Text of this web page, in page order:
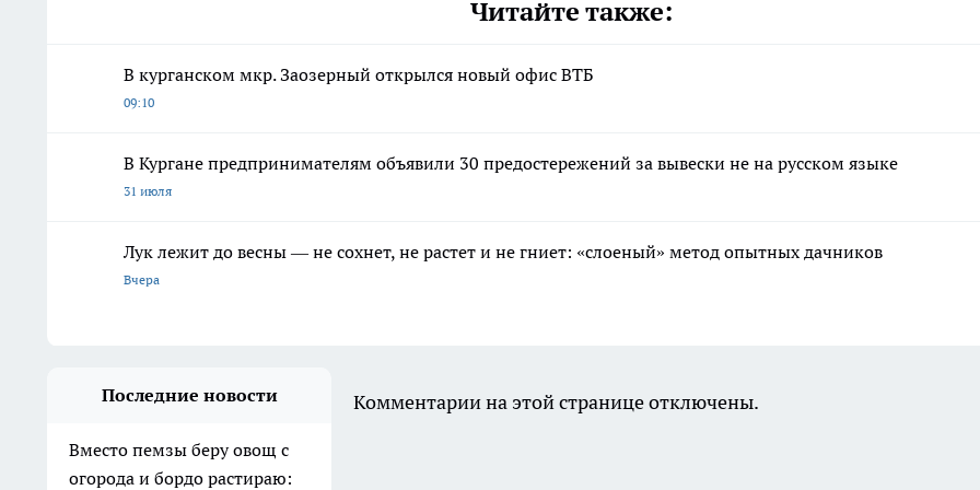
Читайте также:
В курганском мкр. Заозерный открылся новый офис ВТБ
09:10
В Кургане предпринимателям объявили 30 предостережений за вывески не на русском языке
31 июля
Лук лежит до весны — не сохнет, не растет и не гниет: «слоеный» метод опытных дачников
Вчера
Последние новости
Вместо пемзы беру овощ с
огорода и бордо растираю:
Комментарии на этой странице отключены.